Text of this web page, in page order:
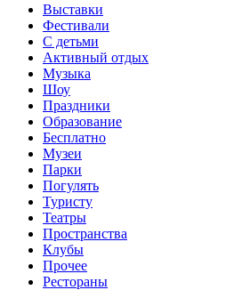
Выставки
Фестивали
С детьми
Активный отдых
Музыка
Шоу
Праздники
Образование
Бесплатно
Музеи
Парки
Погулять
Туристу
Театры
Пространства
Клубы
Прочее
Рестораны